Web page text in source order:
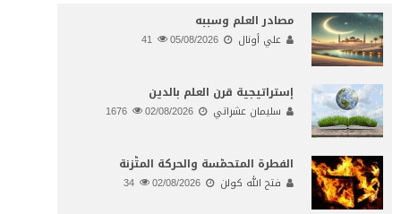
مصادر العلم وسببه
علي أونال 05/08/2026
إستراتيجية قرن العلم بالدين
سليمان عشراتي 02/08/2026
الفطرة المتحمّسة والحركة المتّزنة
فتح الله كولن 02/08/2026